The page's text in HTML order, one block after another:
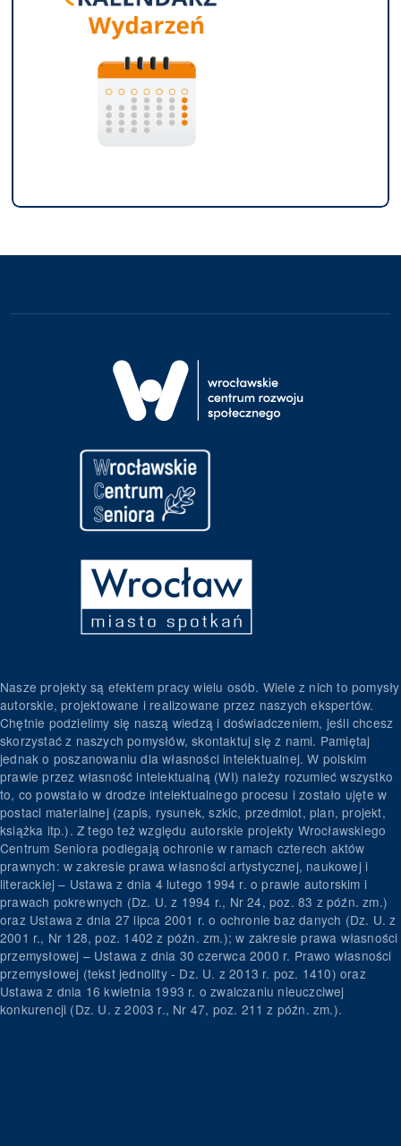
Nasze projekty są efektem pracy wielu osób. Wiele z nich to pomysły
autorskie, projektowane i realizowane przez naszych ekspertów.
Chętnie podzielimy się naszą wiedzą i doświadczeniem, jeśli chcesz
skorzystać z naszych pomysłów, skontaktuj się z nami. Pamiętaj
jednak o poszanowaniu dla własności intelektualnej. W polskim
prawie przez własność intelektualną (WI) należy rozumieć wszystko
to, co powstało w drodze intelektualnego procesu i zostało ujęte w
postaci materialnej (zapis, rysunek, szkic, przedmiot, plan, projekt,
książka itp.). Z tego też względu autorskie projekty Wrocławskiego
Centrum Seniora podlegają ochronie w ramach czterech aktów
prawnych: w zakresie prawa własności artystycznej, naukowej i
literackiej – Ustawa z dnia 4 lutego 1994 r. o prawie autorskim i
prawach pokrewnych (Dz. U. z 1994 r., Nr 24, poz. 83 z późn. zm.)
oraz Ustawa z dnia 27 lipca 2001 r. o ochronie baz danych (Dz. U. z
2001 r., Nr 128, poz. 1402 z późn. zm.); w zakresie prawa własności
przemysłowej – Ustawa z dnia 30 czerwca 2000 r. Prawo własności
przemysłowej (tekst jednolity - Dz. U. z 2013 r. poz. 1410) oraz
Ustawa z dnia 16 kwietnia 1993 r. o zwalczaniu nieuczciwej
konkurencji (Dz. U. z 2003 r., Nr 47, poz. 211 z późn. zm.).